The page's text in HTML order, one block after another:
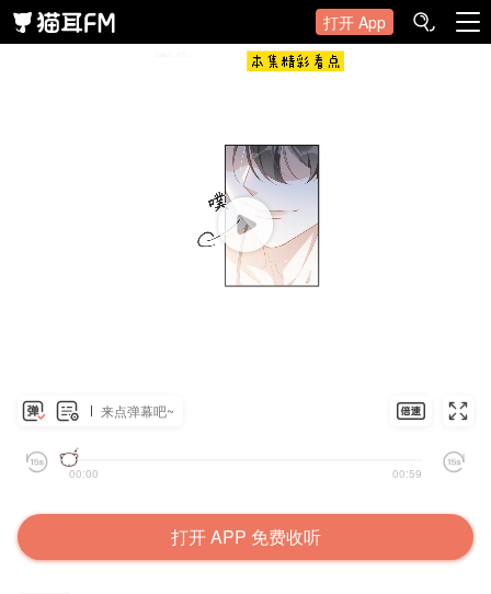
打开 App
来点弹幕吧~
00:00 00:59
打开 APP 免费收听